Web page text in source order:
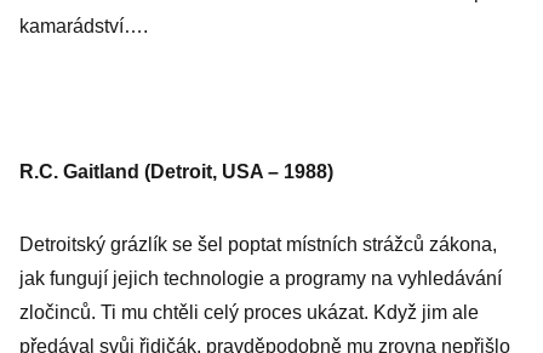
kamarádství….
R.C. Gaitland (Detroit, USA – 1988)
Detroitský grázlík se šel poptat místních strážců zákona,
jak fungují jejich technologie a programy na vyhledávání
zločinců. Ti mu chtěli celý proces ukázat. Když jim ale
předával svůj řidičák, pravděpodobně mu zrovna nepřišlo